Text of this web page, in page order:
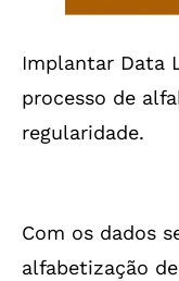
Implantar Data
processo de
regularidade.
Com os dados
alfabetização